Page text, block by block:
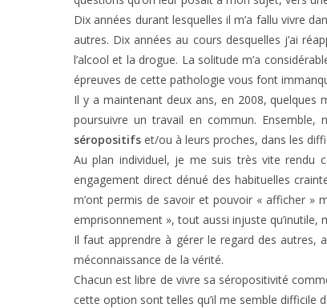
Dix années durant lesquelles il m’a fallu vivre
autres. Dix années au cours desquelles j’ai
l’alcool et la drogue. La solitude m’a
épreuves de cette pathologie vous font
Il y a maintenant deux ans, en 2008, quelques
poursuivre un travail en commun.
séropositifs et/ou à leurs proches, dans les
Au plan individuel, je me suis très vite rendu
engagement direct dénué des habituelles
m’ont permis de savoir et pouvoir « afficher »
emprisonnement », tout aussi injuste qu’inutile,
Il faut apprendre à gérer le regard des autres,
méconnaissance de la vérité.
Chacun est libre de vivre sa séropositivité
cette option sont telles qu’il me semble difficile